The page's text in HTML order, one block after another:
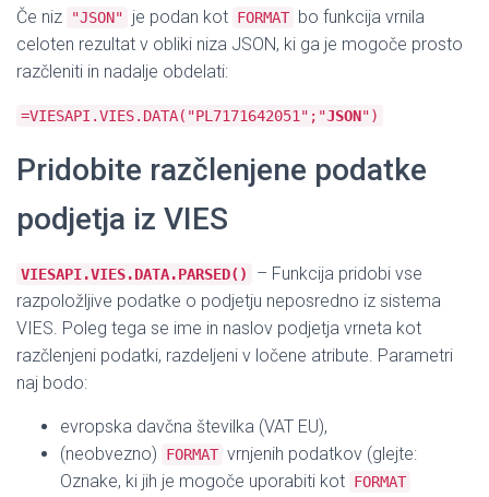
Če niz "JSON" je podan kot FORMAT bo funkcija vrnila
celoten rezultat v obliki niza JSON, ki ga je mogoče prosto
razčleniti in nadalje obdelati:
=VIESAPI.VIES.DATA("PL7171642051";"JSON")
Pridobite razčlenjene podatke
podjetja iz VIES
VIESAPI.VIES.DATA.PARSED()
– Funkcija pridobi vse
razpoložljive podatke o podjetju neposredno iz sistema
VIES. Poleg tega se ime in naslov podjetja vrneta kot
razčlenjeni podatki, razdeljeni v ločene atribute. Parametri
naj bodo:
evropska davčna številka (VAT EU),
(neobvezno)
FORMAT vrnjenih podatkov (glejte:
Oznake, ki jih je mogoče uporabiti kot FORMAT